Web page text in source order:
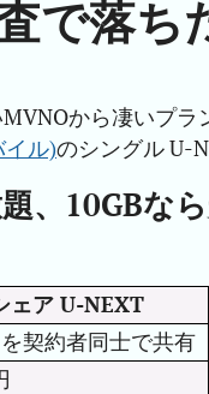
で落ち
から凄いプ
ル)のシングル U-
、10GBな
ェア U-NEXT
を契約者同士で共有